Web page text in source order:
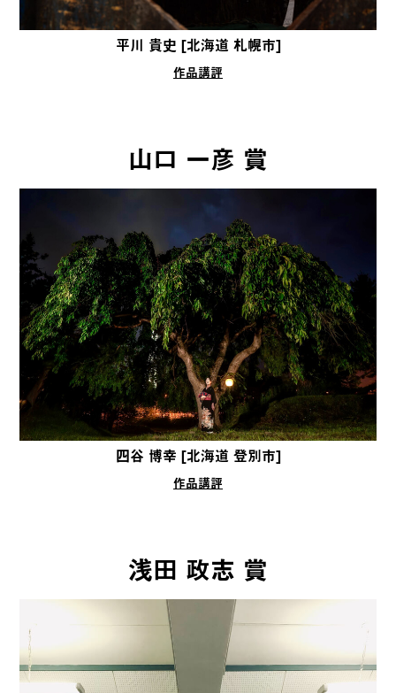
平川 貴史 [北海道 札幌市]
作品講評
山口 一彦 賞
四谷 博幸 [北海道 登別市]
作品講評
浅田 政志 賞